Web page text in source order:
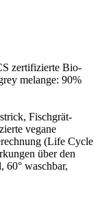
zertifizierte Bio-
melange: 90%
Fischgrät-
vegane
(Life Cycle
über den
60° waschbar,